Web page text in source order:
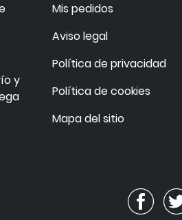
y
Mis pedidos
Aviso legal
Política de privacidad
Política de cookies
Mapa del sitio